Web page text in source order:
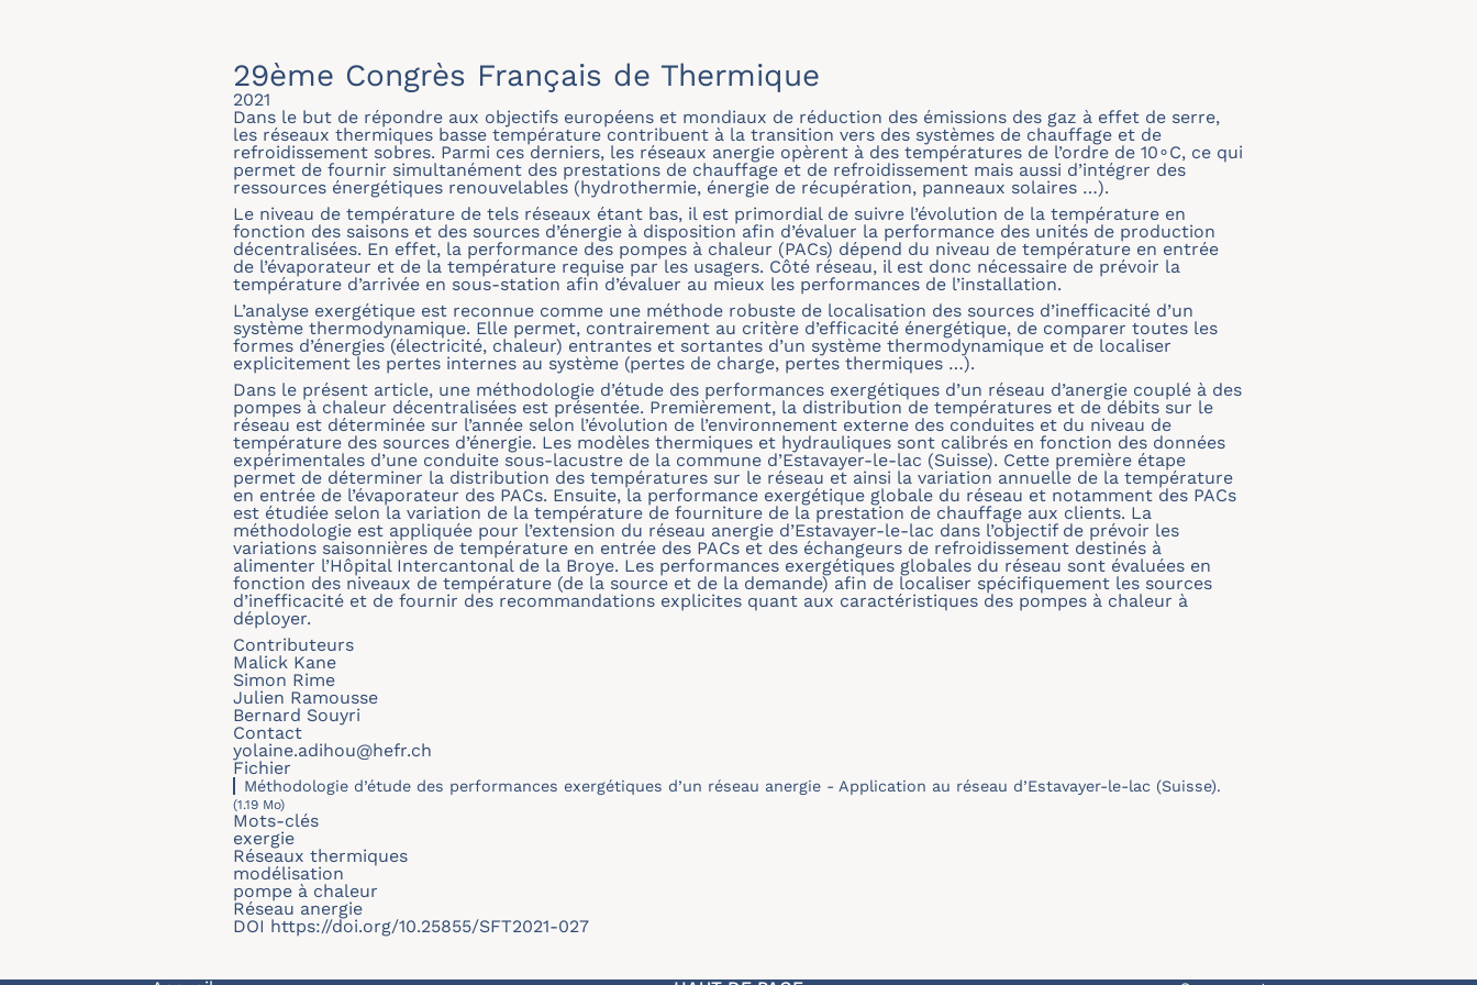
29ème Congrès Français de Thermique
2021
Dans le but de répondre aux objectifs européens et mondiaux de réduction des émissions des gaz à effet de serre,
les réseaux thermiques basse température contribuent à la transition vers des systèmes de chauffage et de
refroidissement sobres. Parmi ces derniers, les réseaux anergie opèrent à des températures de l’ordre de 10∘C, ce qui
permet de fournir simultanément des prestations de chauffage et de refroidissement mais aussi d’intégrer des
ressources énergétiques renouvelables (hydrothermie, énergie de récupération, panneaux solaires …).
Le niveau de température de tels réseaux étant bas, il est primordial de suivre l’évolution de la température en
fonction des saisons et des sources d’énergie à disposition afin d’évaluer la performance des unités de production
décentralisées. En effet, la performance des pompes à chaleur (PACs) dépend du niveau de température en entrée
de l’évaporateur et de la température requise par les usagers. Côté réseau, il est donc nécessaire de prévoir la
température d’arrivée en sous-station afin d’évaluer au mieux les performances de l’installation.
L’analyse exergétique est reconnue comme une méthode robuste de localisation des sources d’inefficacité d’un
système thermodynamique. Elle permet, contrairement au critère d’efficacité énergétique, de comparer toutes les
formes d’énergies (électricité, chaleur) entrantes et sortantes d’un système thermodynamique et de localiser
explicitement les pertes internes au système (pertes de charge, pertes thermiques …).
Dans le présent article, une méthodologie d’étude des performances exergétiques d’un réseau d’anergie couplé à des
pompes à chaleur décentralisées est présentée. Premièrement, la distribution de températures et de débits sur le
réseau est déterminée sur l’année selon l’évolution de l’environnement externe des conduites et du niveau de
température des sources d’énergie. Les modèles thermiques et hydrauliques sont calibrés en fonction des données
expérimentales d’une conduite sous-lacustre de la commune d’Estavayer-le-lac (Suisse). Cette première étape
permet de déterminer la distribution des températures sur le réseau et ainsi la variation annuelle de la température
en entrée de l’évaporateur des PACs. Ensuite, la performance exergétique globale du réseau et notamment des PACs
est étudiée selon la variation de la température de fourniture de la prestation de chauffage aux clients. La
méthodologie est appliquée pour l’extension du réseau anergie d’Estavayer-le-lac dans l’objectif de prévoir les
variations saisonnières de température en entrée des PACs et des échangeurs de refroidissement destinés à
alimenter l’Hôpital Intercantonal de la Broye. Les performances exergétiques globales du réseau sont évaluées en
fonction des niveaux de température (de la source et de la demande) afin de localiser spécifiquement les sources
d’inefficacité et de fournir des recommandations explicites quant aux caractéristiques des pompes à chaleur à
déployer.
Contributeurs
Malick Kane
Simon Rime
Julien Ramousse
Bernard Souyri
Contact
yolaine.adihou@hefr.ch
Fichier
Méthodologie d’étude des performances exergétiques d’un réseau anergie - Application au réseau d’Estavayer-le-lac (Suisse).
(1.19 Mo)
Mots-clés
exergie
Réseaux thermiques
modélisation
pompe à chaleur
Réseau anergie
DOI https://doi.org/10.25855/SFT2021-027